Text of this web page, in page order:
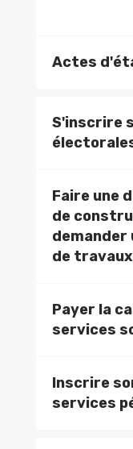
Actes
S'inscrire
Faire une
de
de travaux
Payer la
services
Inscrire
services